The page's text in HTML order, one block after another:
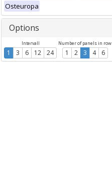
Osteuropa
Options
Intervall
1 3 6 12 24
Number of panels in row
1 2 3 4 6